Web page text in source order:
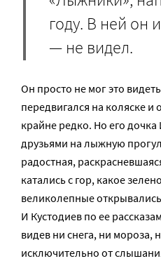
году. В ней он
— не видел.
Он просто не мог это
передвигался на коляске и
крайне редко. Но его
друзьями на лыжную
радостная,
катались с гор, какое
великолепные
И Кустодиев по ее
видев ни снега, ни
исключительно от